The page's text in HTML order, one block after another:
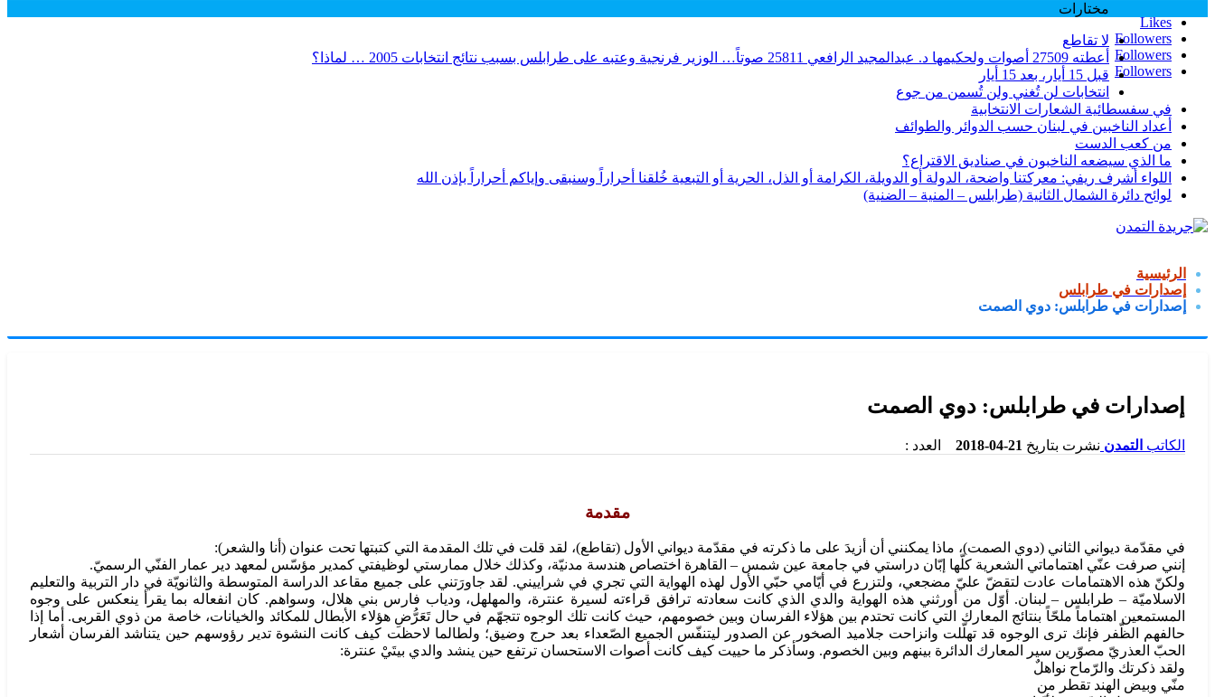
Likes
Followers
Followers
Followers
مختارات
لا تقاطع
أعطته 27509 أصوات ولحكيمها د. عبدالمجيد الرافعي 25811 صوتاً… الوزير فرنجية وعتبه على طرابلس بسبب نتائج انتخابات 2005 … لماذا؟
قبل 15 أيار، بعد 15 أيار
انتخابات لن تُغني ولن تُسمن من جوع
في سفسطائية الشعارات الانتخابية
أعداد الناخبين في لبنان حسب الدوائر والطوائف
من كعب الدست
ما الذي سيضعه الناخبون في صناديق الاقتراع؟
اللواء أشرف ريفي: معركتنا واضحة، الدولة أو الدويلة، الكرامة أو الذل، الحرية أو التبعية خُلقنا أحراراً وسنبقى وإياكم أحراراً بإذن الله
لوائح دائرة الشمال الثانية (طرابلس – المنية – الضنية)
الرئيسية
إصدارات في طرابلس
إصدارات في طرابلس: دوي الصمت
إصدارات في طرابلس: دوي الصمت
الكاتب التمدن نشرت بتاريخ 21-04-2018 العدد :
مقدمة
في مقدّمة ديواني الثاني (دوي الصمت)، ماذا يمكنني أن أزيدَ على ما ذكرته في مقدّمة ديواني الأول (تقاطع)، لقد قلت في تلك المقدمة التي كتبتها تحت عنوان (أنا والشعر):
إنني صرفت عنّي اهتماماتي الشعرية كلّها إبّان دراستي في جامعة عين شمس – القاهرة اختصاص هندسة مدنيّة، وكذلك خلال ممارستي لوظيفتي كمدير مؤسّس لمعهد دير عمار الفنّي الرسميّ.
ولكنّ هذه الاهتمامات عادت لتقضّ عليّ مضجعي، ولتزرع في أيّامي حبّي الأول لهذه الهواية التي تجري في شراييني. لقد جاورَتني على جميع مقاعد الدراسة المتوسطة والثانويّة في دار التربية والتعليم
الاسلاميّة – طرابلس – لبنان. أوّل من أورثني هذه الهواية والدي الذي كانت سعادته ترافق قراءته لسيرة عنترة، والمهلهل، ودياب فارس بني هلال، وسواهم. كان انفعاله بما يقرأ ينعكس على وجوه
المستمعين اهتماماً ملحّاً بنتائج المعارك التي كانت تحتدم بين هؤلاء الفرسان وبين خصومهم، حيث كانت تلك الوجوه تتجهّم في حال تَعَرُّضِ هؤلاء الأبطال للمكائد والخيانات، خاصة من ذوي القربى. أما إذا
حالفهم الظّفر فإنك ترى الوجوه قد تهلّلت وانزاحت جلاميد الصخور عن الصدور ليتنفّس الجميع الصّعداء بعد حرج وضيق؛ ولطالما لاحظت كيف كانت النشوة تدير رؤوسهم حين يتناشد الفرسان أشعار
الحبّ العذريّ مصوّرين سير المعارك الدائرة بينهم وبين الخصوم. وسأذكر ما حييت كيف كانت أصوات الاستحسان ترتفع حين ينشد والدي بيتَيْ عنترة:
ولقد ذكرتك والرّماح نواهلٌ
منّي وبيض الهند تقطر من